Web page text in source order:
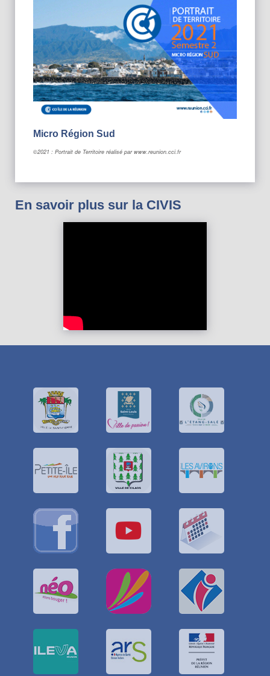
Micro Région Sud
©2021 : Portrait de Territoire réalisé par www.reunion.cci.fr
En savoir plus sur la CIVIS